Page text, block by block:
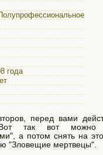
года
перед вами
так вот можно
а потом снять на
"Зловещие мертвецы".